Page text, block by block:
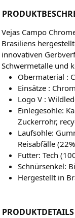
Vejas Campo
Brasiliens
innovativen
Schwermetalle und
Obermaterial :
Einsätze :
Logo V :
Einlegesohle:
Zuckerrohr,
Laufsohle:
Reisabfälle
Futter: Tech
Schnürsenkel:
Hergestellt in
PRODUKTDETAILS